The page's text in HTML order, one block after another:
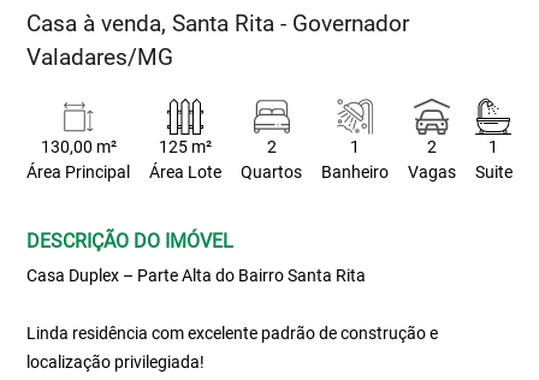
Casa à venda, Santa Rita - Governador
Valadares/MG
130,00 m²
Área Principal
125 m²
Área Lote
2
Quartos
1
Banheiro
2
Vagas
1
Suite
DESCRIÇÃO DO IMÓVEL
Casa Duplex – Parte Alta do Bairro Santa Rita
Linda residência com excelente padrão de construção e
localização privilegiada!